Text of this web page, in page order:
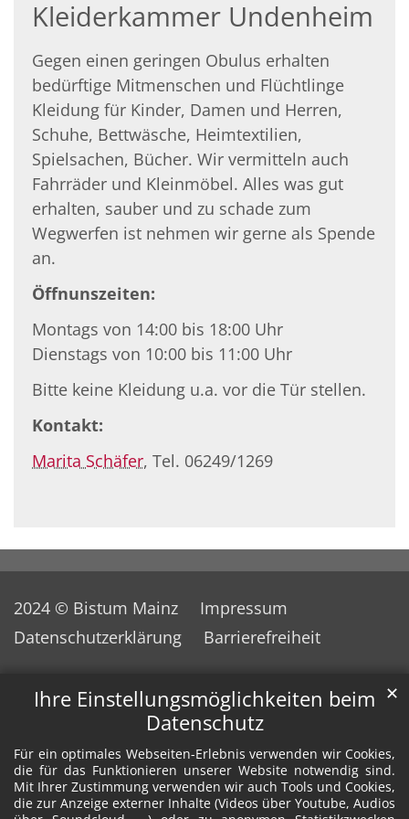
Ihre Einstellungsmöglichkeiten beim
Datenschutz
Für ein optimales Webseiten-Erlebnis verwenden wir Cookies,
die für das Funktionieren unserer Website notwendig sind.
Mit Ihrer Zustimmung verwenden wir auch Tools und Cookies,
die zur Anzeige externer Inhalte (Videos über Youtube, Audios
✕
Kleiderkammer Undenheim
Gegen einen geringen Obulus erhalten
bedürftige Mitmenschen und Flüchtlinge
Kleidung für Kinder, Damen und Herren,
Schuhe, Bettwäsche, Heimtextilien,
Spielsachen, Bücher. Wir vermitteln auch
Fahrräder und Kleinmöbel. Alles was gut
erhalten, sauber und zu schade zum
Wegwerfen ist nehmen wir gerne als Spende
an.
Öffnunszeiten:
Montags von 14:00 bis 18:00 Uhr
Dienstags von 10:00 bis 11:00 Uhr
Bitte keine Kleidung u.a. vor die Tür stellen.
Kontakt:
Marita Schäfer, Tel. 06249/1269
2024 © Bistum Mainz
Impressum
Datenschutzerklärung
Barrierefreiheit